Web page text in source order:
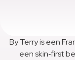
By Terry is een
een skin‑first